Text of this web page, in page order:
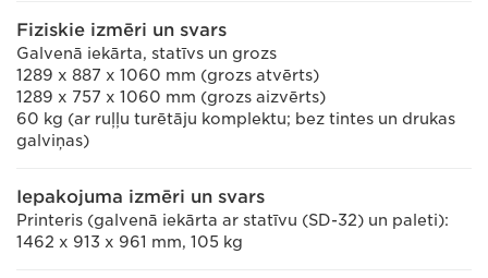
Fiziskie izmēri un svars
Galvenā iekārta, statīvs un grozs
1289 x 887 x 1060 mm (grozs atvērts)
1289 x 757 x 1060 mm (grozs aizvērts)
60 kg (ar ruļļu turētāju komplektu; bez tintes un drukas
galviņas)
Iepakojuma izmēri un svars
Printeris (galvenā iekārta ar statīvu (SD-32) un paleti):
1462 x 913 x 961 mm, 105 kg